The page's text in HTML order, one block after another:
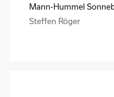
Mann-Hummel
Steffen Röger